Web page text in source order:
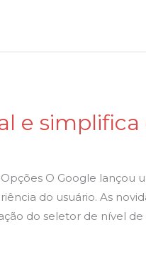
e
O Google lançou
do usuário. As
do seletor de nível de